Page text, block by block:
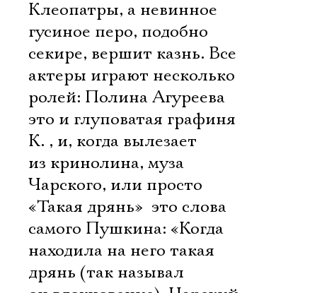
Клеопатры, а невинное
гусиное перо, подобно
секире, вершит казнь. Все
актеры играют несколько
ролей: Полина Агуреева 
это и глуповатая графиня
К. , и, когда вылезает
из кринолина, муза
Чарского, или просто
«Такая дрянь»  это слова
самого Пушкина: «Когда
находила на него такая
дрянь (так называл